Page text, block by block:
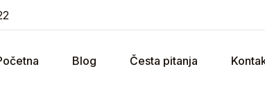
Blog Česta pitanja